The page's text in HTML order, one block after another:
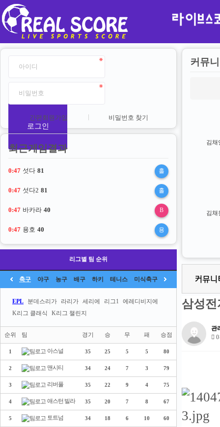
로그인
간편회원가입 비밀번호 찾기
최근게임결과
0:47 섯다 81 홀
0:47 섯다2 81 홀
0:47 바카라 40 B
0:47 용호 40 용
리그별 팀 순위
축구 야구 농구 배구 하키 테니스 미식축구
EPL 분데스리가 라리가 세리에 리그1
에레디비지에
K리그 클래식
K리그 챌린지
순위 팀 경기 승 무 패 승점
1 아스널 35 25 5 5 80
2 맨시티 34 24 7 3 79
3 리버풀 35 22 9 4 75
4 애스턴 빌라 35 20 7 8 67
5 토트넘 34 18 6 10 60
커뮤
김채
김채
삼성
관